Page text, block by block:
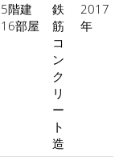
5階建
16部屋
鉄
筋
コ
ン
ク
リ
ー
ト
造
2017
年